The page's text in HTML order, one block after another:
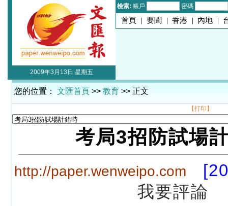
檢索: 帳戶 密碼
首頁 | 要聞 | 香港 | 內地 |
2009年3月13日 星期五
您的位置： 文匯首頁 >> 教育 >> 正文
【打印】
考局3招防試場
http://paper.wenweipo.com
我要評論